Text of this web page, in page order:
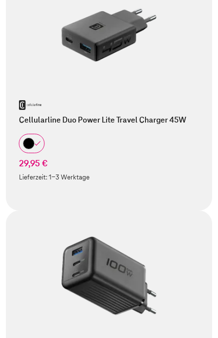
Cellularline Duo Power Lite Travel Charger 45W
29,95 €
Lieferzeit:1-3 Werktage